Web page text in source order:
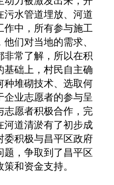
污水管道埋放、河道
作中，所有参与施工
们对当地的需求、
非常了解，所以在积
基础上，村民自主确
堆砌技术、选取何
企业志愿者的参与呈
志愿者积极合作，完
河道清淤有了初步成
委积极与昌平区政府
题，争取到了昌平区
和资金支持。